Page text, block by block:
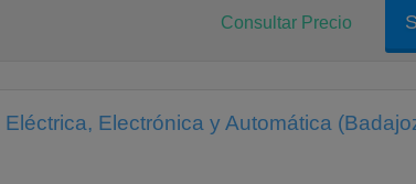
Consultar Precio
Electrónica y Automática